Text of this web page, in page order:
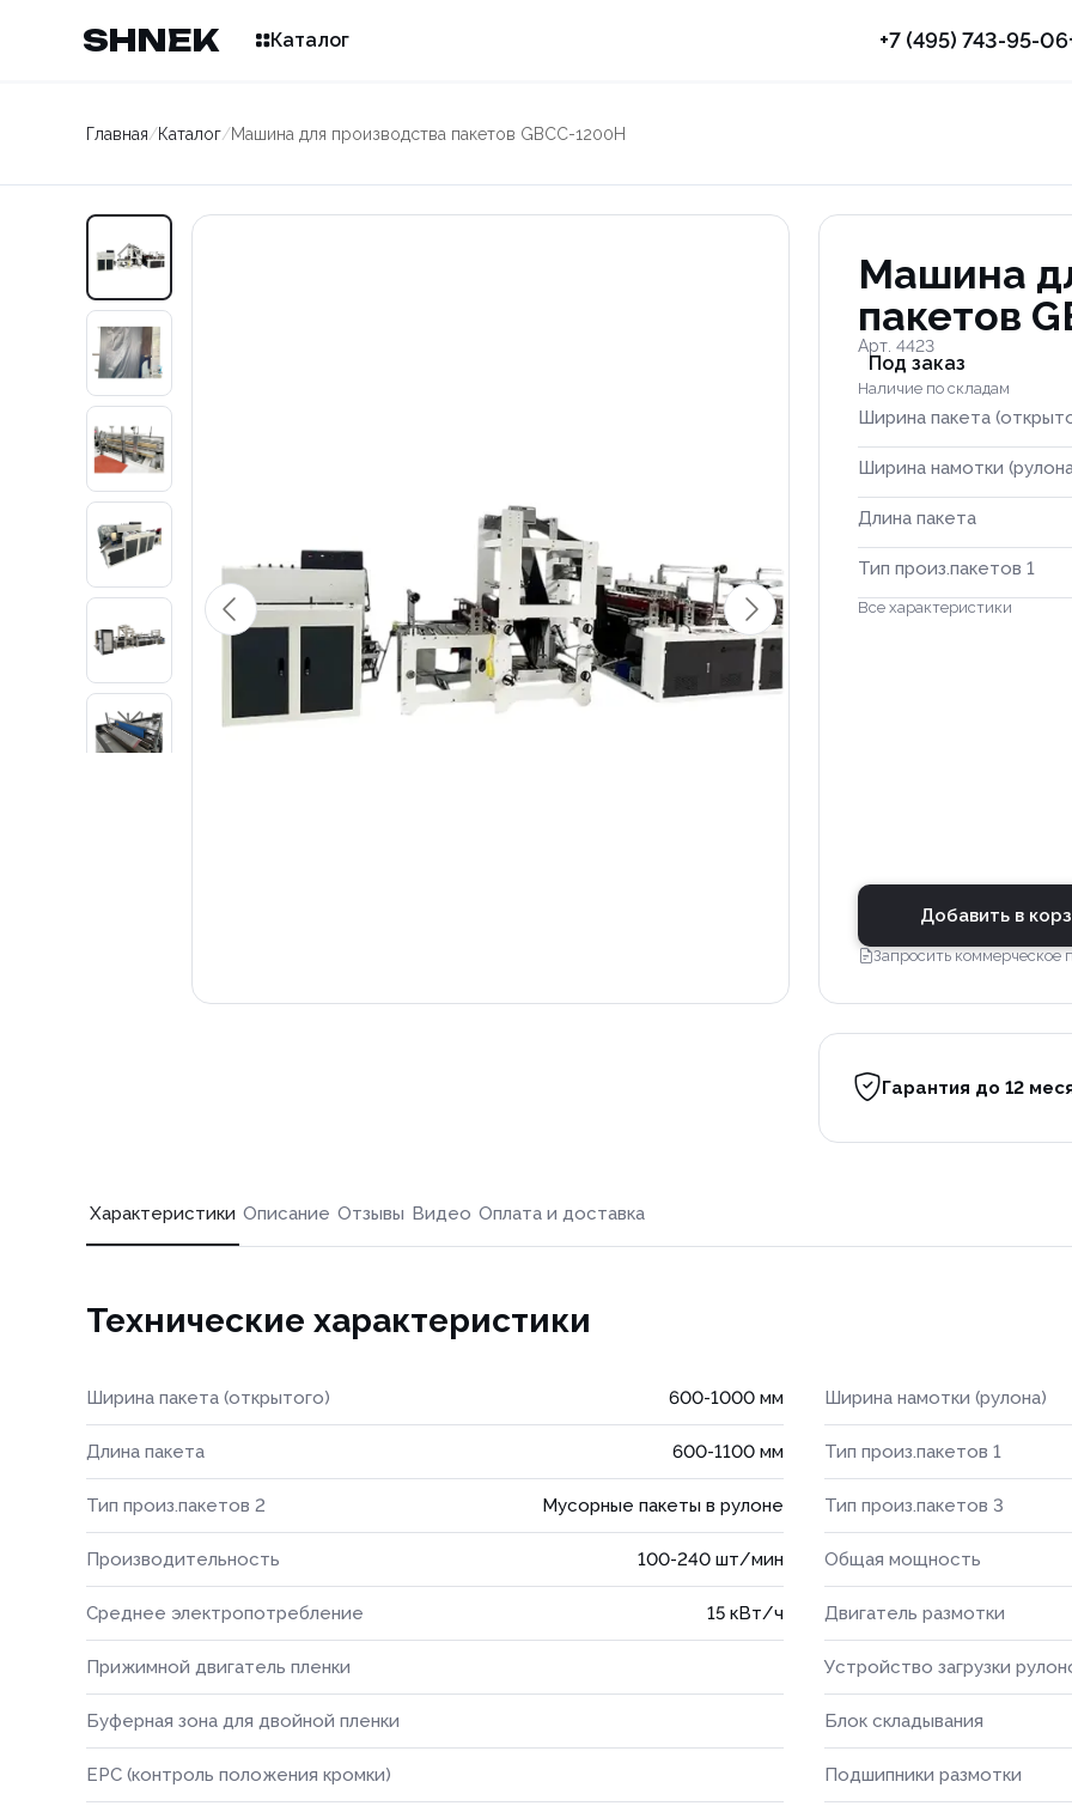
SHNEK Каталог +7 (495) 743-95-06
Главная/Каталог/Машина для производства пакетов GBCC-1200H
Машина
пакетов
Арт. 4423
Под заказ
Наличие по складам
Ширина пакета
Ширина намотки
Длина пакета
Тип произ.пакетов 1
Все характеристики
Добавить в
Запросить коммерческое
Гарантия до 12
Характеристики Описание Отзывы Видео Оплата и доставка
Технические характеристики
Ширина пакета (открытого) 600-1000 мм Ширина намотки (рулона)
Длина пакета 600-1100 мм Тип произ.пакетов 1
Тип произ.пакетов 2 Мусорные пакеты в рулоне Тип произ.пакетов 3
Производительность 100-240 шт/мин Общая мощность
Среднее электропотребление 15 кВт/ч Двигатель размотки
Прижимной двигатель пленки Устройство загрузки
Буферная зона для двойной пленки Блок складывания
EPC (контроль положения кромки) Подшипники размотки